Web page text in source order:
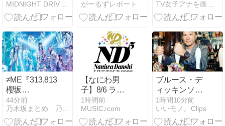
タストーリー
写真は〜 Vol.3
MIDNIGHT DRIVE・サンウ・HADY 応援三昧
がーるずレポート
放題の大会ｗ
ｗｗｗｗｗｗ
TV女子アナを画像で紹介
≠ME『313,813』
櫻坂
46『251,590』
←これ
44分前
乃木坂まとめ 乃木りんく
【なにわ男
子】8/6 ライ
ブツアー
2026「ND⁵」
横浜アリーナ
1時間前
MUSIC♪com
ブルース・デ
ィッキンソン
(アイアン・メ
イデン)
1時間10分前
いいモノ。Clips